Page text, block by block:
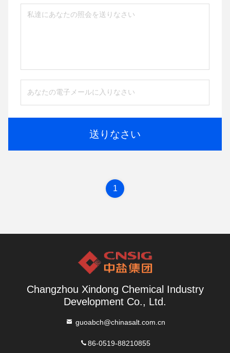
送りなさい
1
Changzhou Xindong Chemical Industry
Development Co., Ltd.
guoabch@chinasalt.com.cn
86-0519-88210855